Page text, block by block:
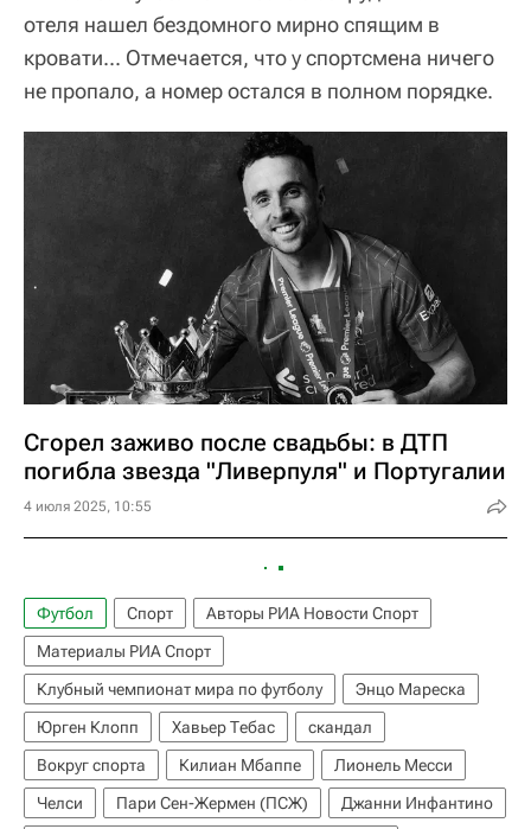
отеля нашел бездомного мирно спящим в
кровати... Отмечается, что у спортсмена ничего
не пропало, а номер остался в полном порядке.
Сгорел заживо после свадьбы: в ДТП
погибла звезда "Ливерпуля" и Португалии
4 июля 2025, 10:55
Футбол Спорт
Авторы РИА Новости Спорт
Материалы РИА Спорт
Клубный чемпионат мира по футболу
Энцо Мареска
Юрген Клопп
Хавьер Тебас
скандал
Вокруг спорта
Килиан Мбаппе
Лионель Месси
Челси
Пари Сен-Жермен (ПСЖ)
Джанни Инфантино